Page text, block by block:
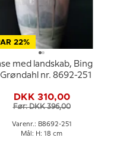
22%
med landskab, Bing
nr. 8692-251
DKK 310,00
Før: DKK 396,00
Varenr.: B8692-251
Mål: H: 18 cm